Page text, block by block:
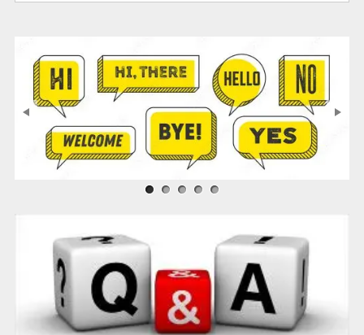
2020年07月
2020年05月
2020年04月
2020年02月
2020年01月
2018年04月
2018年01月
2016年12月
サンプル画像1
サンプル画像2
サンプル画像3